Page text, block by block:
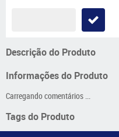
Descrição do Produto
Informações do Produto
Carregando comentários ...
Tags do Produto